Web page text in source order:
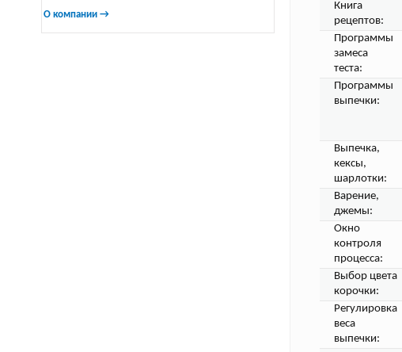
О компании →
Книга
рецептов:
Программы
замеса
теста:
Программы
выпечки:
Выпечка,
кексы,
шарлотки:
Варение,
джемы:
Окно
контроля
процесса:
Выбор цвета
корочки:
Регулировка
веса
выпечки: